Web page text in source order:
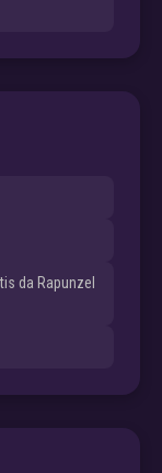
da Rapunzel